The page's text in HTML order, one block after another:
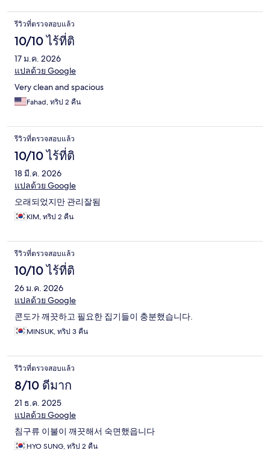
รีวิวที่ตรวจสอบแล้ว
10/10 ไร้ที่ติ
17 ม.ค. 2026
แปลด้วย Google
Very clean and spacious
Fahad, ทริป 2 คืน
รีวิวที่ตรวจสอบแล้ว
10/10 ไร้ที่ติ
18 มี.ค. 2026
แปลด้วย Google
오래되었지만 관리잘됨
KIM, ทริป 2 คืน
รีวิวที่ตรวจสอบแล้ว
10/10 ไร้ที่ติ
26 ม.ค. 2026
แปลด้วย Google
콘도가 깨끗하고 필요한 집기들이 충분했습니다.
MINSUK, ทริป 3 คืน
รีวิวที่ตรวจสอบแล้ว
8/10 ดีมาก
21 ธ.ค. 2025
แปลด้วย Google
침구류 이불이 깨끗해서 숙면했읍니다
HYO SUNG, ทริป 2 คืน